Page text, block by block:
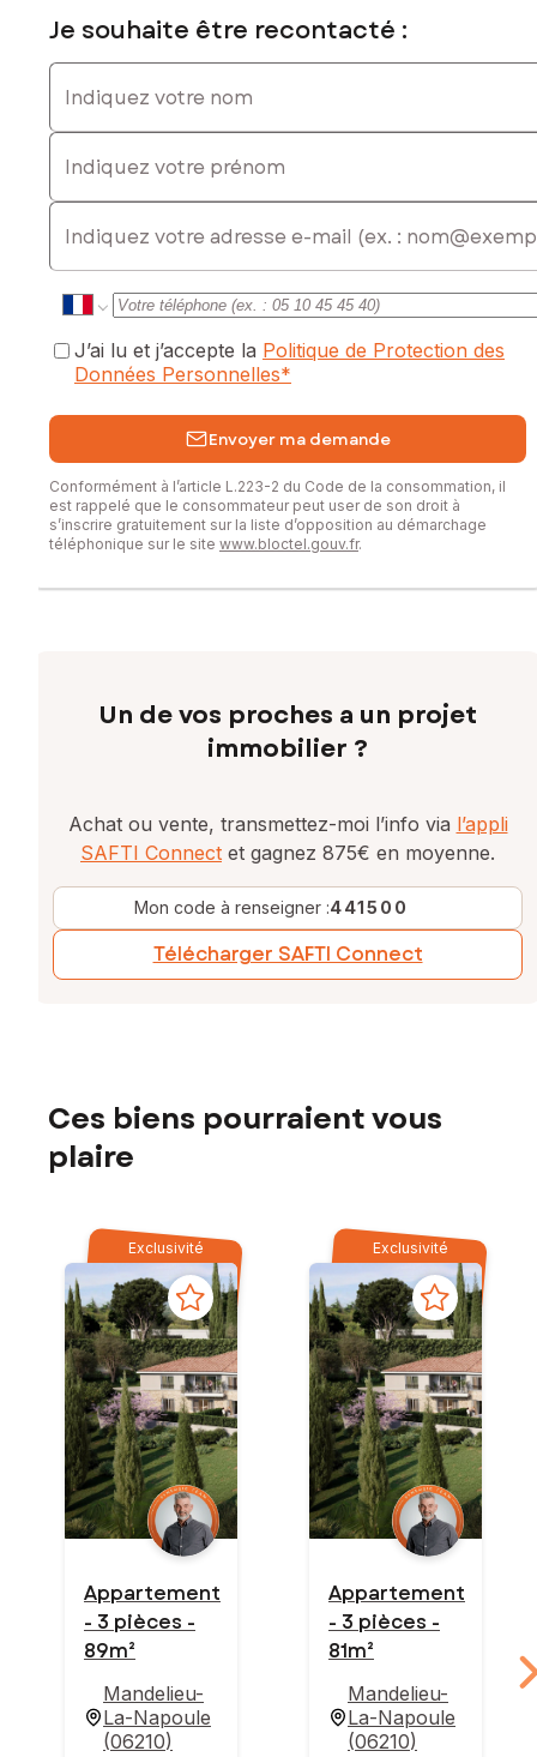
Les informations sur les risques auxquels ce bien est
exposé sont disponibles sur le site Géorisques :
Prix de vente : 703 000 €
Honoraires charge vendeur
Contactez votre conseiller SAFTI : Eric RAPP, Tél. :
0646151411, E-mail : eric.rapp@safti.fr - EI - Agent
commercial immatriculé au RSAC de FREJUS sous le numéro
532672607
Je souhaite être recontacté :
Indiquez votre nom
Indiquez votre prénom
E-mail
J’ai lu et j’accepte la Politique de Protection des
Données Personnelles*
Envoyer ma demande
Conformément à l’article L.223-2 du Code de la consommation, il
est rappelé que le consommateur peut user de son droit à
s’inscrire gratuitement sur la liste d’opposition au démarchage
téléphonique sur le site www.bloctel.gouv.fr.
Un de vos proches a un projet
immobilier ?
Achat ou vente, transmettez-moi l’info via l’appli
SAFTI Connect et gagnez 875€ en moyenne.
Mon code à renseigner :441500
Télécharger SAFTI Connect
Ces biens pourraient vous
plaire
Exclusivité
Appartement
- 3 pièces -
89m²
Mandelieu-
La-Napoule
(06210)
Exclusivité
Appartement
- 3 pièces -
81m²
Mandelieu-
La-Napoule
(06210)